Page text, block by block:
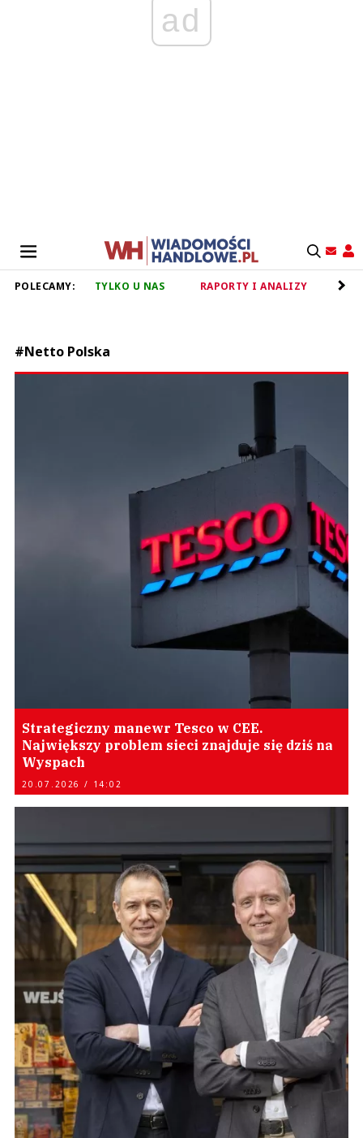
ad
POLECAMY: TYLKO U NAS RAPORTY I ANALIZY
#Netto Polska
Strategiczny manewr Tesco w CEE.
Największy problem sieci znajduje się dziś na
Wyspach
20.07.2026 / 14:02